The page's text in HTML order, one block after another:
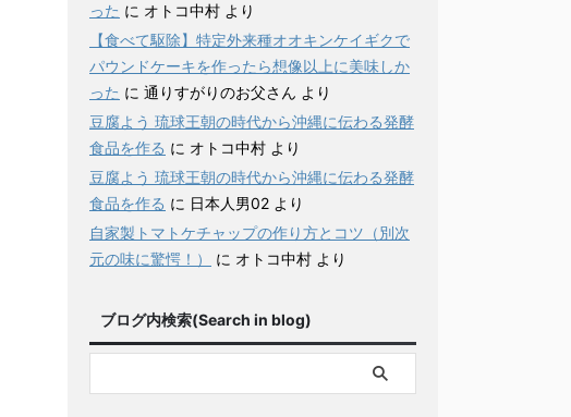
った に オトコ中村 より
【食べて駆除】特定外来種オオキンケイギクで
パウンドケーキを作ったら想像以上に美味しか
った に 通りすがりのお父さん より
豆腐よう 琉球王朝の時代から沖縄に伝わる発酵
食品を作る に オトコ中村 より
豆腐よう 琉球王朝の時代から沖縄に伝わる発酵
食品を作る に 日本人男02 より
自家製トマトケチャップの作り方とコツ（別次
元の味に驚愕！）
に オトコ中村 より
ブログ内検索(Search in blog)